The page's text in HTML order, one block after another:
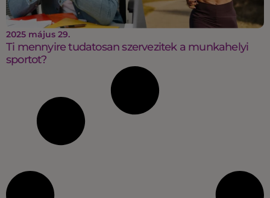
2025 május 29.
Ti mennyire tudatosan szervezitek a munkahelyi
sportot?